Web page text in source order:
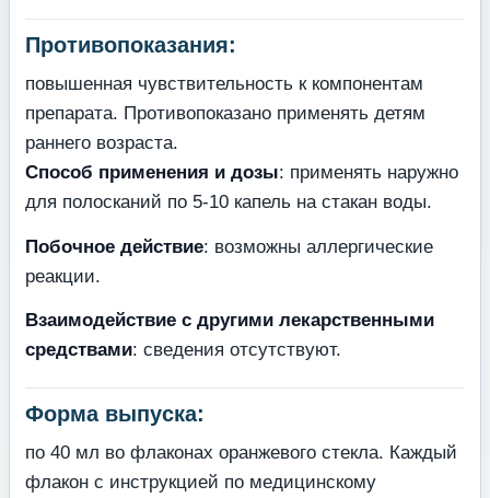
Противопоказания:
повышенная чувствительность к компонентам
препарата. Противопоказано применять детям
раннего возраста.
Способ применения и дозы: применять наружно
для полосканий по 5-10 капель на стакан воды.
Побочное действие: возможны аллергические
реакции.
Взаимодействие с другими лекарственными
средствами: сведения отсутствуют.
Форма выпуска:
по 40 мл во флаконах оранжевого стекла. Каждый
флакон с инструкцией по медицинскому